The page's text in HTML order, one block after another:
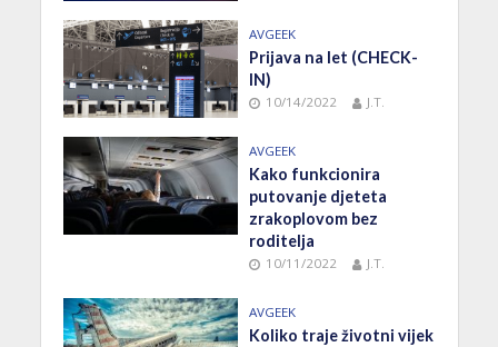
AVGEEK
Prijava na let (CHECK-
IN)
10/14/2022 J.T.
AVGEEK
Kako funkcionira
putovanje djeteta
zrakoplovom bez
roditelja
10/11/2022 J.T.
AVGEEK
Koliko traje životni vijek